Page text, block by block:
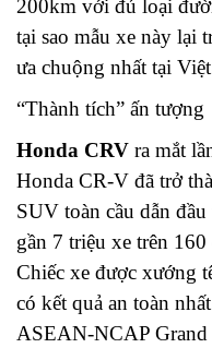
200km với đủ loại
tại sao mẫu xe này lại
ưa chuộng nhất tại
“Thành tích” ấn tượng
Honda CRV ra mắt
Honda CR-V đã trở
SUV toàn cầu dẫn
gần 7 triệu xe trên
Chiếc xe được xướng
có kết quả an toàn
ASEAN-NCAP Grand